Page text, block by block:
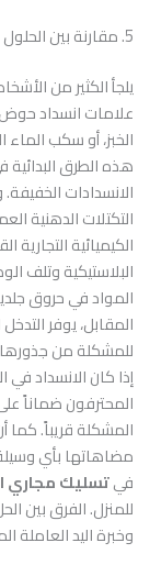
5. مقارنة بين الحلول المنزلية والتدخل المهني
يلجأ الكثير من
علامات انسداد
الخبز، أو سكب
هذه الطرق
الانسدادات
التكتلات الدهنية
الكيميائية
البلاستيكية وتلف
المواد في حروق
المقابل، يوفر
للمشكلة من جذورها
إذا كان الانسداد
المحترفون ضماناً
المشكلة قريباً. كما
مضاهاتها بأي
فيتسليك مجاري
للمنزل. الفرق بين
وخبرة اليد العاملة